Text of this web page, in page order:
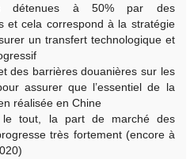
détenues à 50% par des
et cela correspond à la stratégie
un transfert technologique et
des barrières douanières sur les
assurer que l’essentiel de la
réalisée en Chine
le tout, la part de marché des
très fortement (encore à